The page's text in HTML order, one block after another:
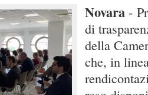
Novara -
di
della
che, in